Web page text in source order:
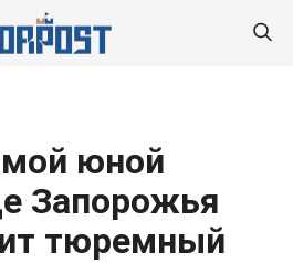
юной
Запорожья
тюремный